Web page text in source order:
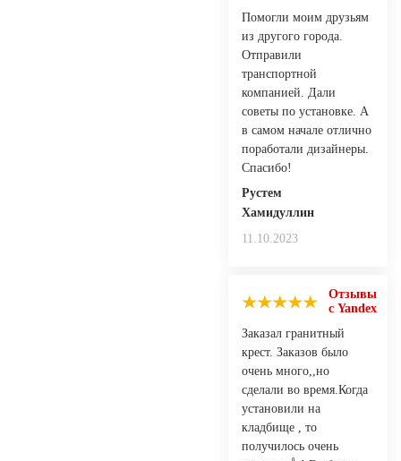
Помогли моим друзьям
из другого города.
Отправили
транспортной
компанией. Дали
советы по установке. А
в самом начале отлично
поработали дизайнеры.
Спасибо!
Рустем
Хамидуллин
11.10.2023
Отзывы
с Yandex
Заказал гранитный
крест. Заказов было
очень много,,но
сделали во время.Когда
установили на
кладбище , то
получилось очень